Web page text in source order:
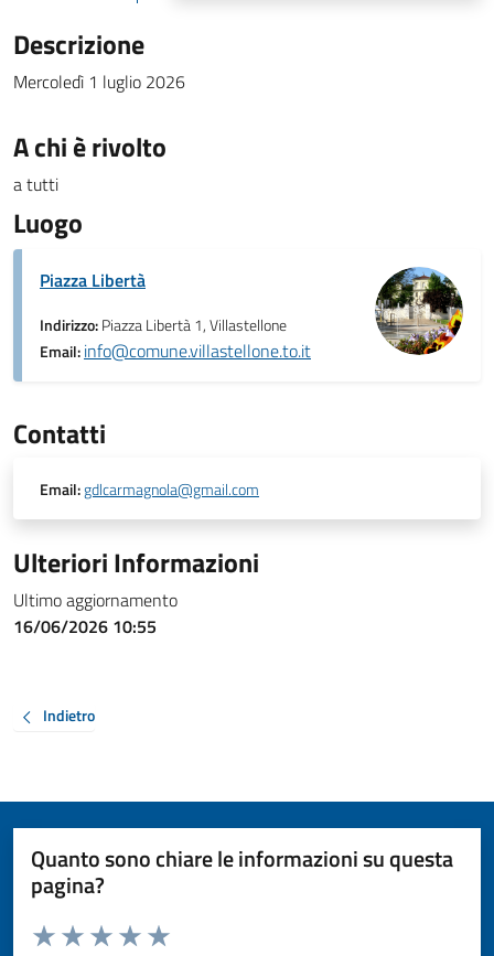
Descrizione
Mercoledì 1 luglio 2026
A chi è rivolto
a tutti
Luogo
Piazza Libertà
Indirizzo:Piazza Libertà 1, Villastellone
Email:info@comune.villastellone.to.it
Contatti
Email:gdlcarmagnola@gmail.com
Ulteriori Informazioni
Ultimo aggiornamento
16/06/2026 10:55
Indietro
Quanto sono chiare le informazioni su questa
pagina?
Valuta da 1 a 5 stelle la pagina